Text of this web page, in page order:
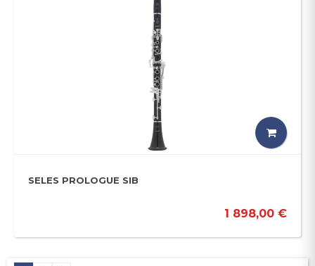
SELES PROLOGUE SIB
1 898,00 €